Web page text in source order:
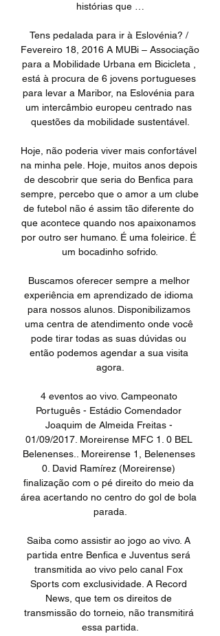
histórias que …
Tens pedalada para ir à Eslovénia? /
Fevereiro 18, 2016 A MUBi – Associação
para a Mobilidade Urbana em Bicicleta ,
está à procura de 6 jovens portugueses
para levar a Maribor, na Eslovénia para
um intercâmbio europeu centrado nas
questões da mobilidade sustentável.
Hoje, não poderia viver mais confortável
na minha pele. Hoje, muitos anos depois
de descobrir que seria do Benfica para
sempre, percebo que o amor a um clube
de futebol não é assim tão diferente do
que acontece quando nos apaixonamos
por outro ser humano. É uma foleirice. É
um bocadinho sofrido.
Buscamos oferecer sempre a melhor
experiência em aprendizado de idioma
para nossos alunos. Disponibilizamos
uma centra de atendimento onde você
pode tirar todas as suas dúvidas ou
então podemos agendar a sua visita
agora.
4 eventos ao vivo. Campeonato
Português - Estádio Comendador
Joaquim de Almeida Freitas -
01/09/2017. Moreirense MFC 1. 0 BEL
Belenenses.. Moreirense 1, Belenenses
0. David Ramírez (Moreirense)
finalização com o pé direito do meio da
área acertando no centro do gol de bola
parada.
Saiba como assistir ao jogo ao vivo. A
partida entre Benfica e Juventus será
transmitida ao vivo pelo canal Fox
Sports com exclusividade. A Record
News, que tem os direitos de
transmissão do torneio, não transmitirá
essa partida.